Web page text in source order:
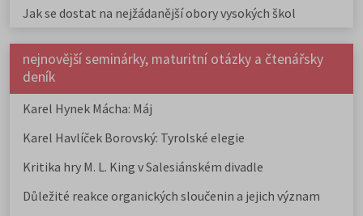
Jak se dostat na nejžádanější obory vysokých škol
nejnovější seminárky, maturitní otázky a čtenářsky
deník
Karel Hynek Mácha: Máj
Karel Havlíček Borovský: Tyrolské elegie
Kritika hry M. L. King v Salesiánském divadle
Důležité reakce organických sloučenin a jejich význam